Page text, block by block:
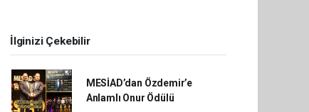
İlginizi Çekebilir
MESİAD’dan Özdemir’e
Anlamlı Onur Ödülü